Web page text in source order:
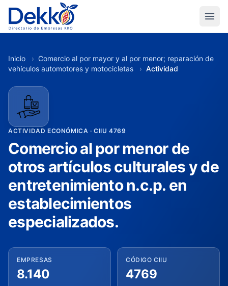
Inicio › Comercio al por mayor y al por menor; reparación de
vehículos automotores y motocicletas
› Actividad
ACTIVIDAD ECONÓMICA · CIIU 4769
Comercio al por menor de
otros artículos culturales y de
entretenimiento n.c.p. en
establecimientos
especializados.
EMPRESAS
8.140
CÓDIGO CIIU
4769